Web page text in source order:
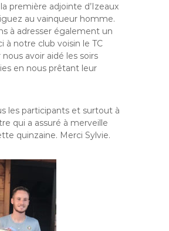
première adjointe d’Izeaux
au vainqueur homme.
à adresser également un
à notre club voisin le TC
nous avoir aidé les soirs
en nous prêtant leur
les participants et surtout à
qui a assuré à merveille
quinzaine. Merci Sylvie.